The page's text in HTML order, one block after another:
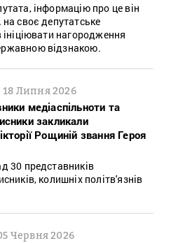
інформацію про це він
своє депутатське
нагородження
відзнакою.
18 Липня 2026
медіаспільноти та
закликали
Рощиній звання Героя
30 представників
колишніх політв'язнів
Червня 2026